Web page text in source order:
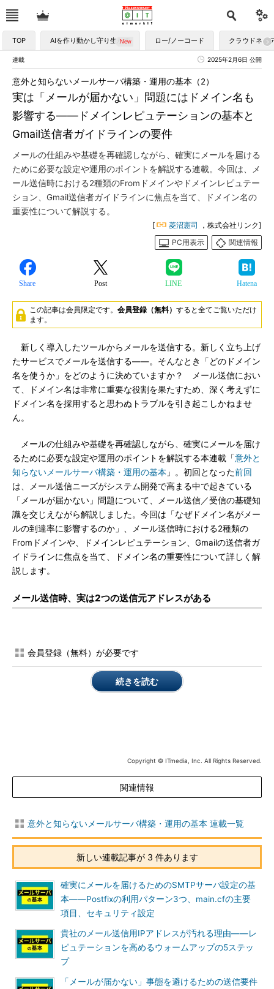
TOP AIを作り動かし守り生かす ロー/ノーコード クラウドネイ
連載 2025年2月6日 公開
実は「メールが届かない」問題にはドメイン名も
影響する――ドメインレピュテーションの基本と
Gmail送信者ガイドラインの要件
意外と知らないメールサーバ構築・運用の基本（2）
メールの仕組みや基礎を再確認しながら、確実にメールを届ける
ために必要な設定や運用のポイントを解説する連載。今回は、メ
ール送信時における2種類のFromドメインやドメインレピュテー
ション、Gmail送信者ガイドラインに焦点を当て、ドメイン名の
重要性について解説する。
[ 菱沼憲司
，株式会社リンク]
PC用表示
関連情報
Share Post LINE Hatena
この記事は会員限定です。 会員登録（無料） すると全てご覧いただけ
ます。
新しく導入したツールからメールを送信する。新しく立ち上げ
たサービスでメールを送信する――。そんなとき「どのドメイン
名を使うか」をどのように決めていますか？ メール送信におい
て、ドメイン名は非常に重要な役割を果たすため、深く考えずに
ドメイン名を採用すると思わぬトラブルを引き起こしかねませ
ん。
メールの仕組みや基礎を再確認しながら、確実にメールを届け
るために必要な設定や運用のポイントを解説する本連載「意外と
知らないメールサーバ構築・運用の基本 」。初回となった前回
は、メール送信ニーズがシステム開発で高まる中で起きている
「メールが届かない」問題について、メール送信／受信の基礎知
識を交じえながら解説しました。今回は「なぜドメイン名がメー
ルの到達率に影響するのか」、メール送信時における2種類の
Fromドメインや、ドメインレピュテーション、Gmailの送信者ガ
イドラインに焦点を当て、ドメイン名の重要性について詳しく解
説します。
メール送信時、実は2つの送信元アドレスがある
会員登録（無料）が必要です
続きを読む
Copyright © ITmedia, Inc. All Rights Reserved.
関連情報
意外と知らないメールサーバ構築・運用の基本 連載一覧
新しい連載記事が 3 件あります
確実にメールを届けるためのSMTPサーバ設定の基
本――Postfixの利用パターン3つ、main.cfの主要
項目、セキュリティ設定
貴社のメール送信用IPアドレスが汚れる理由――レ
ピュテーションを高めるウォームアップの5ステッ
プ
「メールが届かない」事態を避けるための送信要件